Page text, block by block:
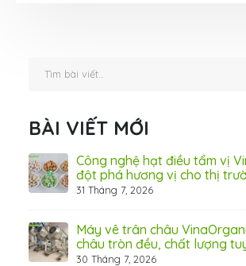
BÀI VIẾT MỚI
Công nghệ hạt điều tẩm vị
đột phá hương vị cho thị
31 Tháng 7, 2026
Máy vê trân châu
châu tròn đều, chất lượng
30 Tháng 7, 2026